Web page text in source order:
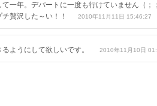
一年。デパートに一度も行けていません（
贅沢した～い！！
2010年11月11日 15:46:27
ようにして欲しいです。 2010年11月10日